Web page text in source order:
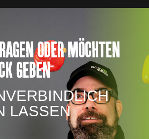
ODER MÖCHTEN
GEBEN
LASSEN